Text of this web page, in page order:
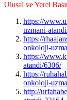
Ulusal ve Yerel
https://
uzmani-
https://
onkoloji-
https://
atandi/6306/
https://
onkoloji-
http://